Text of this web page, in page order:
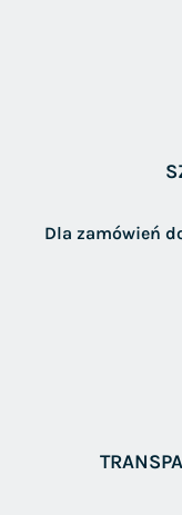
Dla zamówień